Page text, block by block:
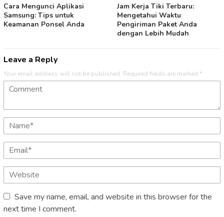
Cara Mengunci Aplikasi
Samsung: Tips untuk
Keamanan Ponsel Anda
Jam Kerja Tiki Terbaru:
Mengetahui Waktu
Pengiriman Paket Anda
dengan Lebih Mudah
Leave a Reply
Your email address will not be published. Required fields are marked *
Save my name, email, and website in this browser for the
next time I comment.